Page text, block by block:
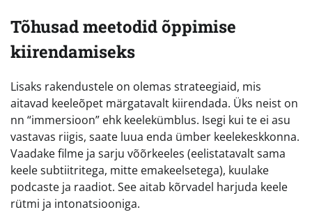
Tõhusad meetodid õppimise
kiirendamiseks
Lisaks rakendustele on olemas strateegiaid, mis
aitavad keeleõpet märgatavalt kiirendada. Üks neist on
nn “immersioon” ehk keelekümblus. Isegi kui te ei asu
vastavas riigis, saate luua enda ümber keelekeskkonna.
Vaadake filme ja sarju võõrkeeles (eelistatavalt sama
keele subtiitritega, mitte emakeelsetega), kuulake
podcaste ja raadiot. See aitab kõrvadel harjuda keele
rütmi ja intonatsiooniga.